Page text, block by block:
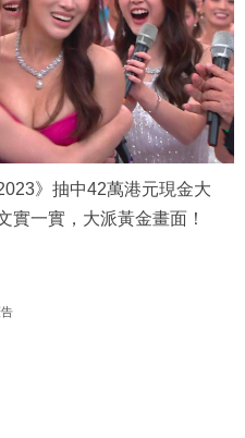
》抽中42萬港元現金大
實一實，大派黃金畫面！